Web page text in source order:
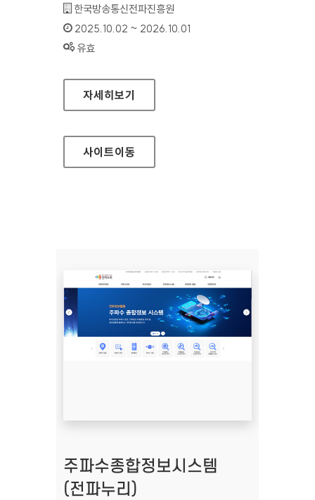
기관명 :
한국방송통신전파진흥원
인증기간 :
2025.10.02 ~ 2026.10.01
상태 :
유효
민간용주파수수요관리시스템
자세히보기
사이트이동
주파수종합정보시스템
(전파누리)